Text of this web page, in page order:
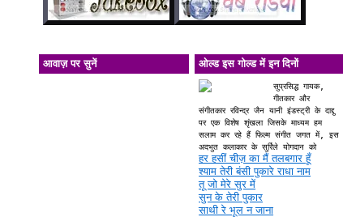
आवाज़ पर सुनें ओल्ड इस गोल्ड में इन दिनों
सुप्रसिद्ध गायक,
गीतकार और
संगीतकार रविन्द्र जैन यानी इंडस्ट्री के दाद्दु
पर एक विशेष शृंखला जिसके माध्यम हम
सलाम कर रहे हैं फिल्म संगीत जगत में, इस
अदभुत कलाकार के सुर्रिले योगदान को
हर हसीं चीज़ का मैं तलबगार हूँ
श्याम तेरी बंसी पुकारे राधा नाम
तू जो मेरे सुर में
सुन के तेरी पुकार
साथी रे भूल न जाना